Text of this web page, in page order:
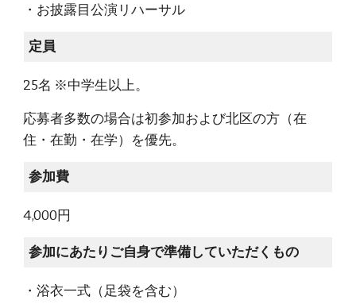
・お披露目公演リハーサル
定員
25名 ※中学生以上。
応募者多数の場合は初参加および北区の方（在
住・在勤・在学）を優先。
参加費
4,000円
参加にあたりご自身で準備していただくもの
・浴衣一式（足袋を含む）